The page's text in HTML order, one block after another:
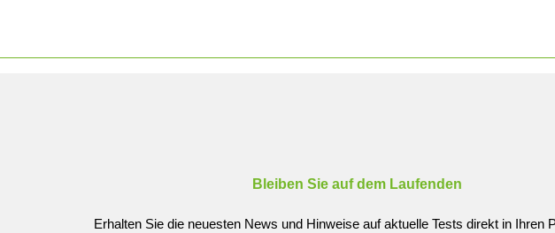
Bleiben Sie auf dem Laufenden
Erhalten Sie die neuesten News und Hinweise auf aktuelle Tests direkt in Ihren